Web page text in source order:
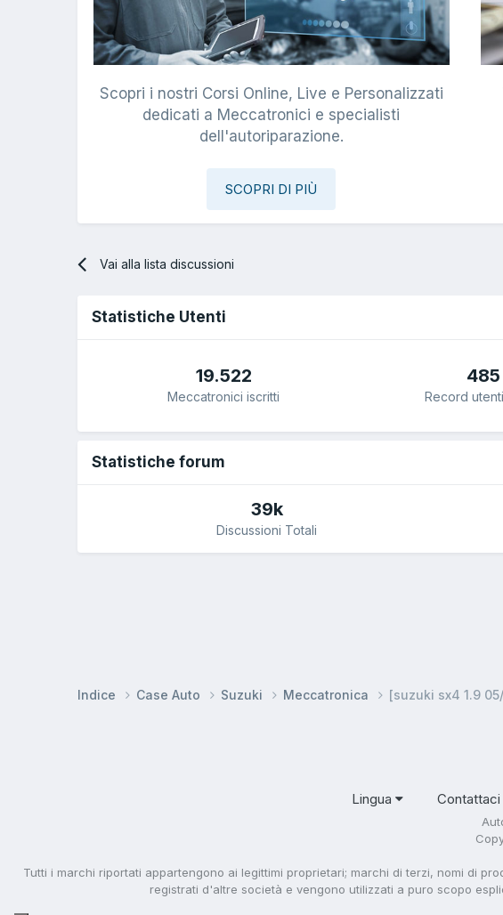
Scopri i nostri Corsi Online, Live e Personalizzati
dedicati a Meccatronici e specialisti
dell'autoriparazione.
SCOPRI DI PIÙ
Vai alla lista discussioni
Statistiche Utenti
19.522
Meccatronici iscritti
485
Record
Statistiche forum
39k
Discussioni Totali
Indice Case Auto Suzuki Meccatronica [suzuki sx4 1.9 05/
Lingua Contattaci
Tutti i marchi riportati appartengono ai legittimi proprietari; marchi di terzi, nomi di
registrati d'altre società e vengono utilizzati a puro scopo